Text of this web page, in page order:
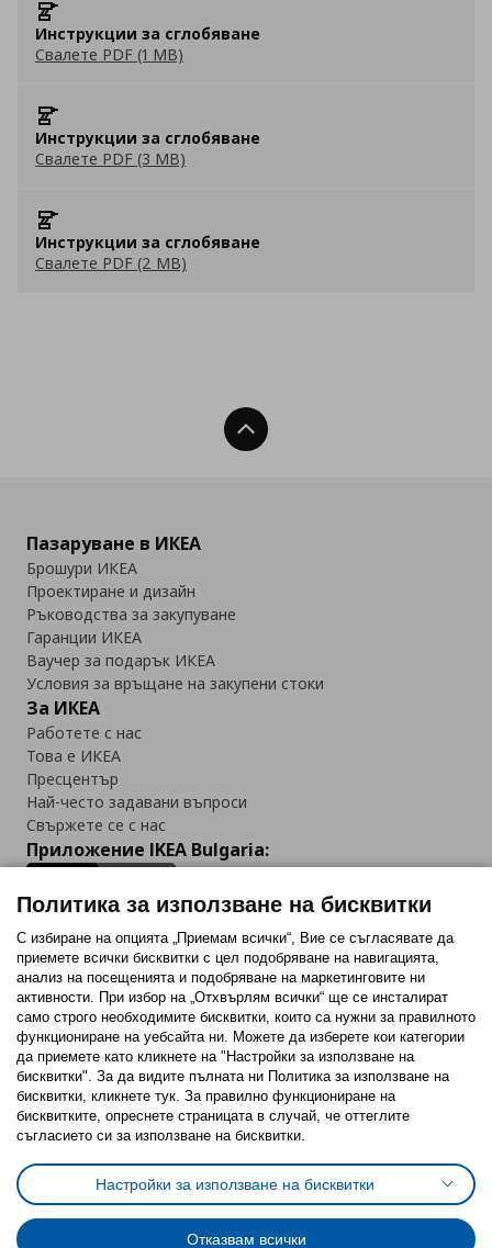
Инструкции за сглобяване
Свалете PDF (1 MB)
Инструкции за сглобяване
Свалете PDF (3 MB)
Инструкции за сглобяване
Свалете PDF (2 MB)
Нагоре
Пазаруване в ИКЕА
Брошури ИКЕА
Проектиране и дизайн
Ръководства за закупуване
Гаранции ИКЕА
Ваучер за подарък ИКЕА
Условия за връщане на закупени стоки
За ИКЕА
Работете с нас
Това е ИКЕА
Пресцентър
Най-често задавани въпроси
Свържете се с нас
Приложение IKEA Bulgaria:
Последвайте ни:
FacebookTwitterYoutubePinterestInstagram
Политика за използване на бисквитки (Cookies)
Избор на настройки за използване на бисквитки
Условия за ползване на ikea.bgОбща политика за личните данни
Политика за защита на личните данни на ikea.bg
Общи условия на програма IKEA Family
Политика за използване на бисквитки
С избиране на опцията „Приемам всички“, Вие се съгласявате да
приемете всички бисквитки с цел подобряване на навигацията,
анализ на посещенията и подобряване на маркетинговите ни
активности. При избор на „Отхвърлям всички“ ще се инсталират
само строго необходимитe бисквитки, които са нужни за правилното
функциониране на уебсайта ни. Можете да изберете кои категории
да приемете като кликнете на "Настройки за използване на
бисквитки". За да видите пълната ни Политика за използване на
бисквитки, кликнете тук. За правилно функциониране на
бисквитките, опреснете страницата в случай, че оттеглите
съгласието си за използване на бисквитки.
Настройки за използване на бисквитки
Отказвам всички